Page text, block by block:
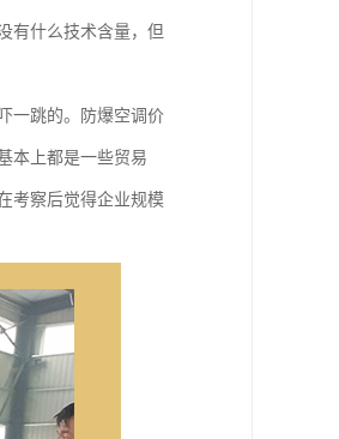
有什么技术含量，但
一跳的。防爆空调价
本上都是一些贸易
考察后觉得企业规模